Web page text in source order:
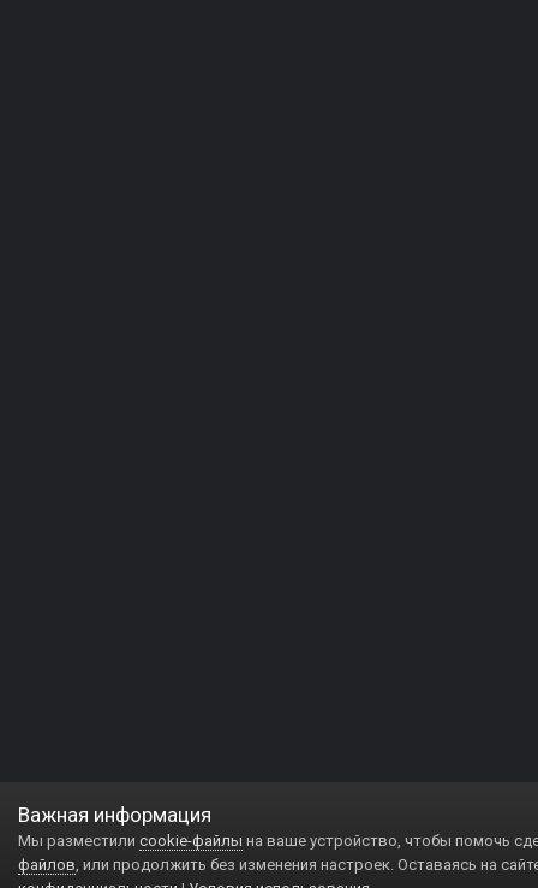
Важная информация
Мы разместили cookie-файлы на ваше устройство, чтобы помочь
файлов, или продолжить без изменения настроек. Оставаясь на